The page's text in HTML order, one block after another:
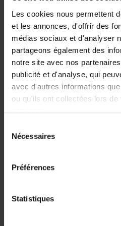
Les cookies nous permettent
et les annonces, d'offrir des
médias sociaux et d'analyser
partageons également des
notre site avec nos
publicité et d'analyse, qui
avec d'autres informations
ou qu'ils ont collectées lors
services.
Nécessaires
Préférences
Statistiques
Voyage Namibie
Circuit Safari
Autotour
parcs de